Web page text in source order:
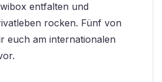
entfalten und
rocken. Fünf von
euch am internationalen